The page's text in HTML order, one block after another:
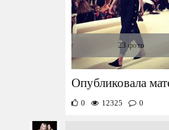
23 фото
Опубликовала
0 12325 0